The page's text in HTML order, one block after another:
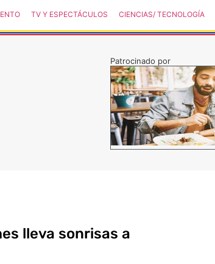
TV Y ESPECTÁCULOS CIENCIAS/ TECNOLOGÍA
Patrocinado por
lleva sonrisas a